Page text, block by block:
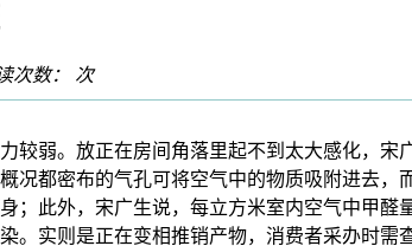
次数： 次
弱。放正在房间角落里起不到太大感化，宋
况都密布的气孔可将空气中的物质吸附进去
；此外，宋广生说，每立方米室内空气中甲
。实则是正在变相推销产物，消费者采办时